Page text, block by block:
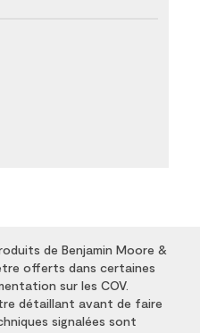
de Benjamin Moore &
offerts dans certaines
sur les COV.
détaillant avant de faire
signalées sont